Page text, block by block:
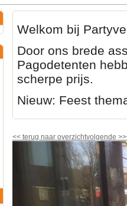
Welkom bij
Door ons brede
Pagodetenten
scherpe prijs.
Nieuw: Feest
<< terug naar overzichtvolgende >>